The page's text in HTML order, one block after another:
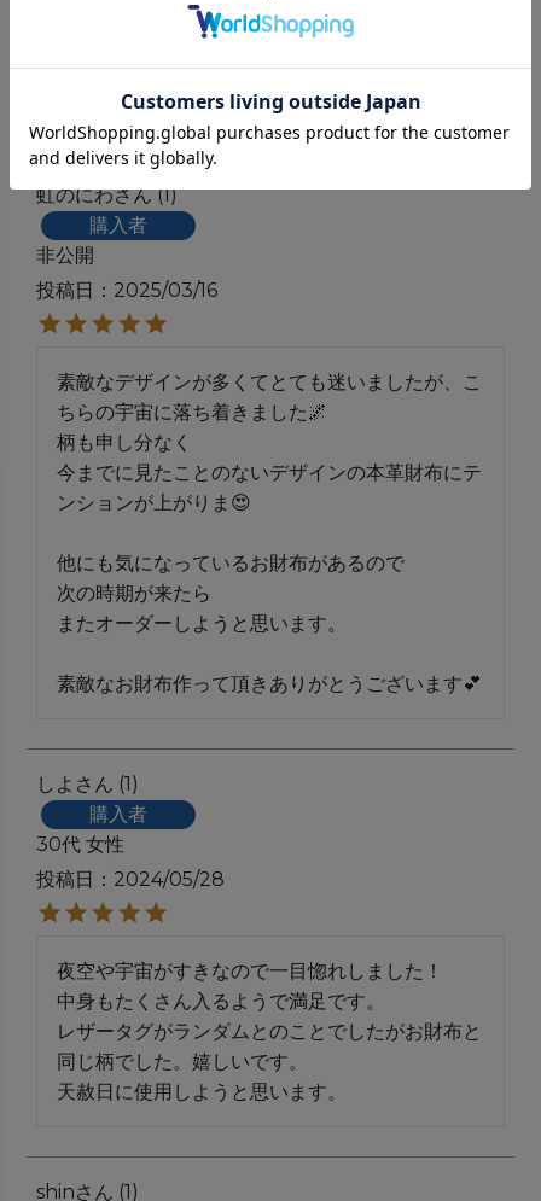
綺麗なデザインでプレゼントした相手に喜んでも
らえました。
虹のにわ
1
購入者
非公開
投稿日
2025/03/16
素敵なデザインが多くてとても迷いましたが、こ
ちらの宇宙に落ち着きました🌌
柄も申し分なく
今までに見たことのないデザインの本革財布にテ
ンションが上がりま😍
他にも気になっているお財布があるので
次の時期が来たら
またオーダーしようと思います。
素敵なお財布作って頂きありがとうございます💕
しよ
1
購入者
30代 女性
投稿日
2024/05/28
夜空や宇宙がすきなので一目惚れしました！
中身もたくさん入るようで満足です。
レザータグがランダムとのことでしたがお財布と
同じ柄でした。嬉しいです。
天赦日に使用しようと思います。
shin 1